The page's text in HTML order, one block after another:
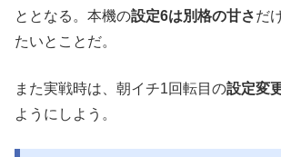
ととなる。本機の設定6は別格の甘さだ
たいとことだ。
また実戦時は、朝イチ1回転目の設定変
ようにしよう。